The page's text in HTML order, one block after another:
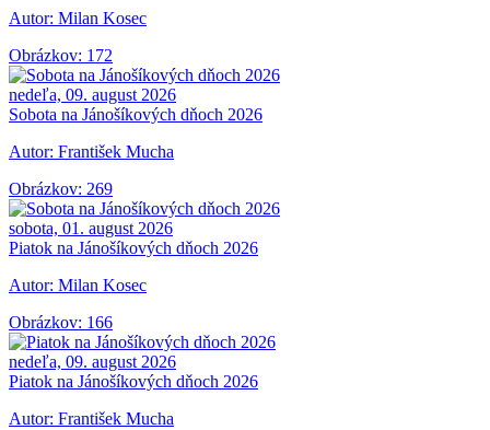
Autor: Milan Kosec
Obrázkov: 172
nedeľa, 09. august 2026
Sobota na Jánošíkových dňoch 2026
Autor: František Mucha
Obrázkov: 269
sobota, 01. august 2026
Piatok na Jánošíkových dňoch 2026
Autor: Milan Kosec
Obrázkov: 166
nedeľa, 09. august 2026
Piatok na Jánošíkových dňoch 2026
Autor: František Mucha